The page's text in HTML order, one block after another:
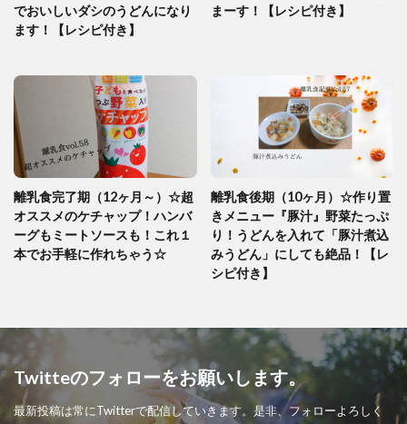
離乳食完了期（12ヶ月～）☆超
オススメのケチャップ！ハンバ
ーグもミートソースも！これ１
本でお手軽に作れちゃう☆
離乳食後期（10ヶ月）☆作り置
きメニュー『豚汁』野菜たっぷ
り！うどんを入れて「豚汁煮込
みうどん」にしても絶品！【レ
シピ付き】
まーす！【レシピ付き】
でおいしいダシのうどんになり
ます！【レシピ付き】
Twitteのフォローをお願いします。
最新投稿は常にTwitterで配信していきます。是非、フォローよろしく